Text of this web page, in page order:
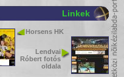
Linkek
Horsens HK
Lendvai
Róbert fotós
oldala